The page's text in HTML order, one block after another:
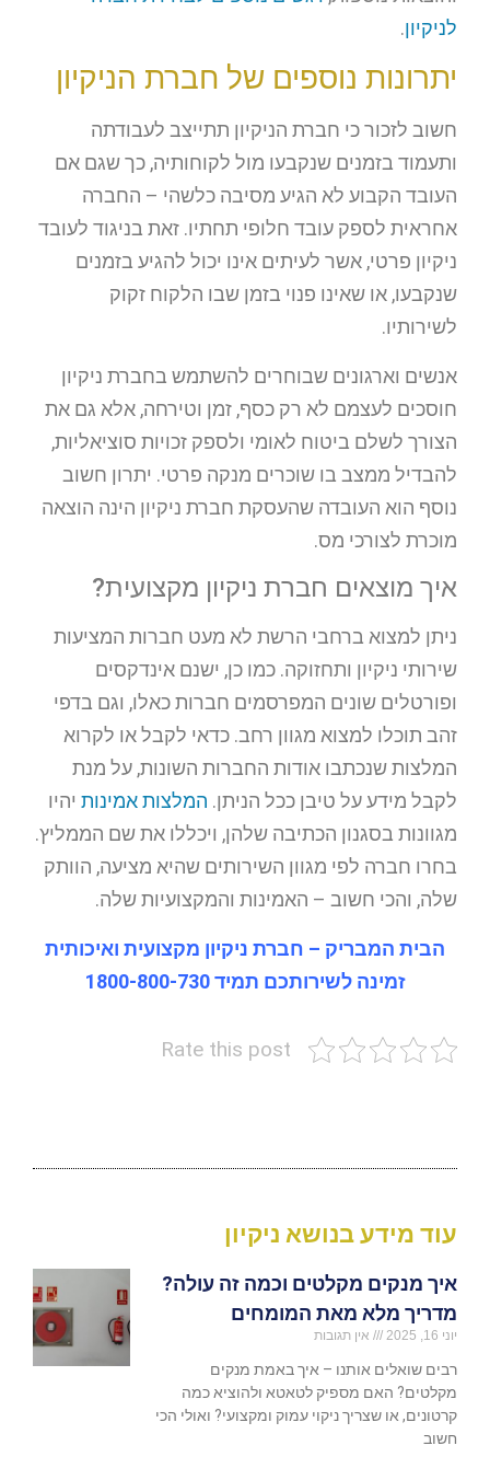
לניקיון.
יתרונות נוספים של חברת הניקיון
חשוב לזכור כי חברת הניקיון תתייצב לעבודתה
ותעמוד בזמנים שנקבעו מול לקוחותיה, כך שגם אם
העובד הקבוע לא הגיע מסיבה כלשהי – החברה
אחראית לספק עובד חלופי תחתיו. זאת בניגוד לעובד
ניקיון פרטי, אשר לעיתים אינו יכול להגיע בזמנים
שנקבעו, או שאינו פנוי בזמן שבו הלקוח זקוק
לשירותיו.
אנשים וארגונים שבוחרים להשתמש בחברת ניקיון
חוסכים לעצמם לא רק כסף, זמן וטירחה, אלא גם את
הצורך לשלם ביטוח לאומי ולספק זכויות סוציאליות,
להבדיל ממצב בו שוכרים מנקה פרטי. יתרון חשוב
נוסף הוא העובדה שהעסקת חברת ניקיון הינה הוצאה
מוכרת לצורכי מס.
איך מוצאים חברת ניקיון מקצועית?
ניתן למצוא ברחבי הרשת לא מעט חברות המציעות
שירותי ניקיון ותחזוקה. כמו כן, ישנם אינדקסים
ופורטלים שונים המפרסמים חברות כאלו, וגם בדפי
זהב תוכלו למצוא מגוון רחב. כדאי לקבל או לקרוא
המלצות שנכתבו אודות החברות השונות, על מנת
לקבל מידע על טיבן ככל הניתן. המלצות אמינות יהיו
מגוונות בסגנון הכתיבה שלהן, ויכללו את שם הממליץ.
בחרו חברה לפי מגוון השירותים שהיא מציעה, הוותק
שלה, והכי חשוב – האמינות והמקצועיות שלה.
הבית המבריק – חברת ניקיון מקצועית ואיכותית
זמינה לשירותכם תמיד 1800-800-730
Rate this post
עוד מידע בנושא ניקיון
איך מנקים מקלטים וכמה זה עולה?
מדריך מלא מאת המומחים
יוני 16, 2025 אין תגובות
רבים שואלים אותנו – איך באמת מנקים
מקלטים? האם מספיק לטאטא ולהוציא כמה
קרטונים, או שצריך ניקוי עמוק ומקצועי? ואולי הכי
חשוב